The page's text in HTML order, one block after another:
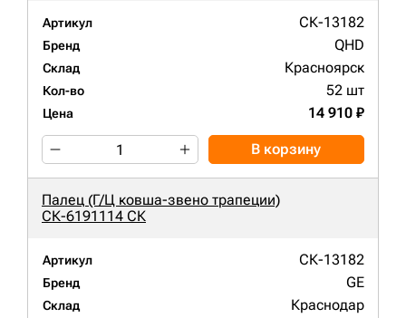
Артикул СК-13182
Бренд QHD
Склад Красноярск
Кол-во 52 шт
Цена 14 910 ₽
В корзину
Палец (Г/Ц ковша-звено трапеции)
СК-6191114 СК
Артикул СК-13182
Бренд GE
Склад Краснодар